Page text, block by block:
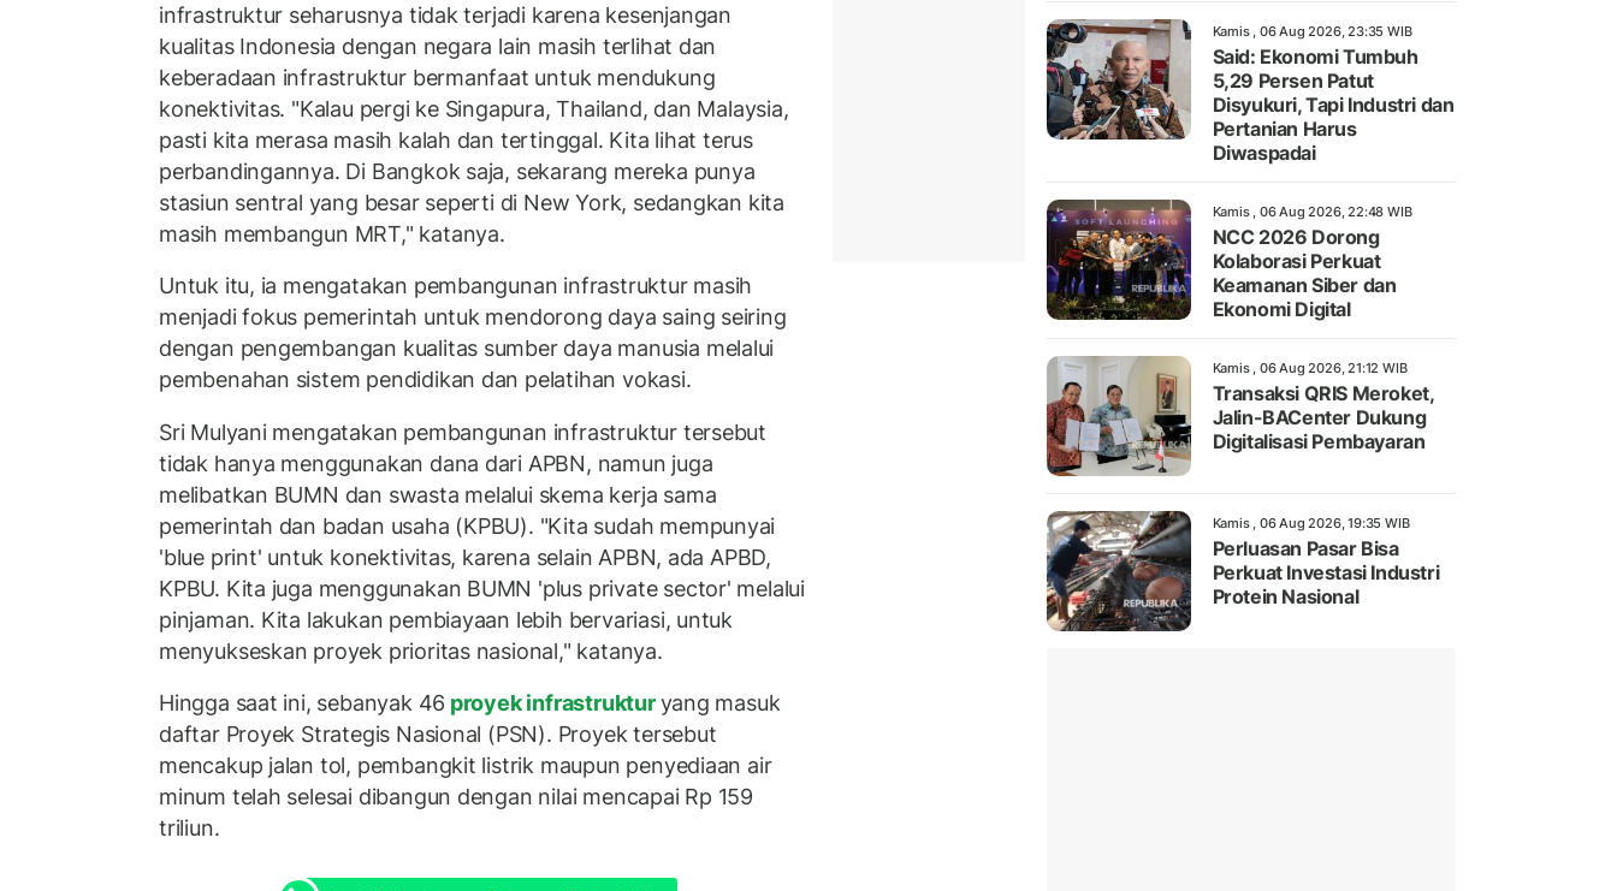
infrastruktur seharusnya tidak terjadi karena kesenjangan
kualitas Indonesia dengan negara lain masih terlihat dan
keberadaan infrastruktur bermanfaat untuk mendukung
konektivitas. "Kalau pergi ke Singapura, Thailand, dan Malaysia,
pasti kita merasa masih kalah dan tertinggal. Kita lihat terus
perbandingannya. Di Bangkok saja, sekarang mereka punya
stasiun sentral yang besar seperti di New York, sedangkan kita
masih membangun MRT," katanya.
Untuk itu, ia mengatakan pembangunan infrastruktur masih
menjadi fokus pemerintah untuk mendorong daya saing seiring
dengan pengembangan kualitas sumber daya manusia melalui
pembenahan sistem pendidikan dan pelatihan vokasi.
Sri Mulyani mengatakan pembangunan infrastruktur tersebut
tidak hanya menggunakan dana dari APBN, namun juga
melibatkan BUMN dan swasta melalui skema kerja sama
pemerintah dan badan usaha (KPBU). "Kita sudah mempunyai
'blue print' untuk konektivitas, karena selain APBN, ada APBD,
KPBU. Kita juga menggunakan BUMN 'plus private sector' melalui
pinjaman. Kita lakukan pembiayaan lebih bervariasi, untuk
menyukseskan proyek prioritas nasional," katanya.
Hingga saat ini, sebanyak 46 proyek infrastrukturyang masuk
daftar Proyek Strategis Nasional (PSN). Proyek tersebut
mencakup jalan tol, pembangkit listrik maupun penyediaan air
minum telah selesai dibangun dengan nilai mencapai Rp 159
triliun.
Kamis , 06 Aug 2026, 23:35 WIB
Said: Ekonomi Tumbuh
5,29 Persen Patut
Disyukuri, Tapi Industri dan
Pertanian Harus
Diwaspadai
Kamis , 06 Aug 2026, 22:48 WIB
NCC 2026 Dorong
Kolaborasi Perkuat
Keamanan Siber dan
Ekonomi Digital
Kamis , 06 Aug 2026, 21:12 WIB
Transaksi QRIS Meroket,
Jalin-BACenter Dukung
Digitalisasi Pembayaran
Kamis , 06 Aug 2026, 19:35 WIB
Perluasan Pasar Bisa
Perkuat Investasi Industri
Protein Nasional